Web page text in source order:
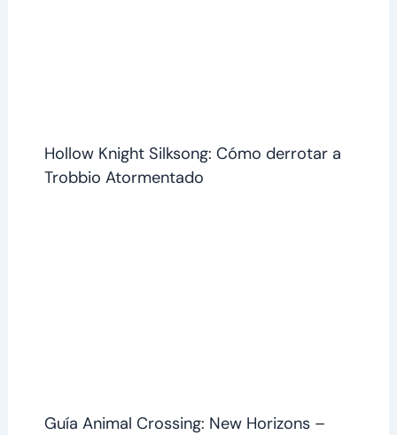
Hollow Knight Silksong: Cómo derrotar a
Trobbio Atormentado
Guía Animal Crossing: New Horizons –